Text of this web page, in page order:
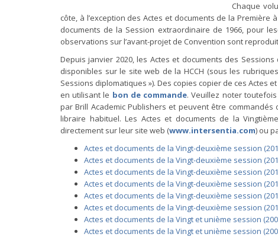
Chaque
côte, à l’exception des Actes et documents de la
documents de la Session extraordinaire de 1966, pour
observations sur l’avant-projet de Convention sont
Depuis janvier 2020, les Actes et documents des
disponibles sur le site web de la HCCH (sous les
Sessions diplomatiques »). Des copies copier de ces
en utilisant le bon de commande. Veuillez noter
par Brill Academic Publishers et peuvent être
libraire habituel. Les Actes et documents de la
directement sur leur site web (www.intersentia.com) ou
Actes et documents de la Vingt-deuxième session
Actes et documents de la Vingt-deuxième session
Actes et documents de la Vingt-deuxième session
Actes et documents de la Vingt-deuxième session
Actes et documents de la Vingt-deuxième session
Actes et documents de la Vingt-deuxième session
Actes et documents de la Vingt et unième session
Actes et documents de la Vingt et unième session